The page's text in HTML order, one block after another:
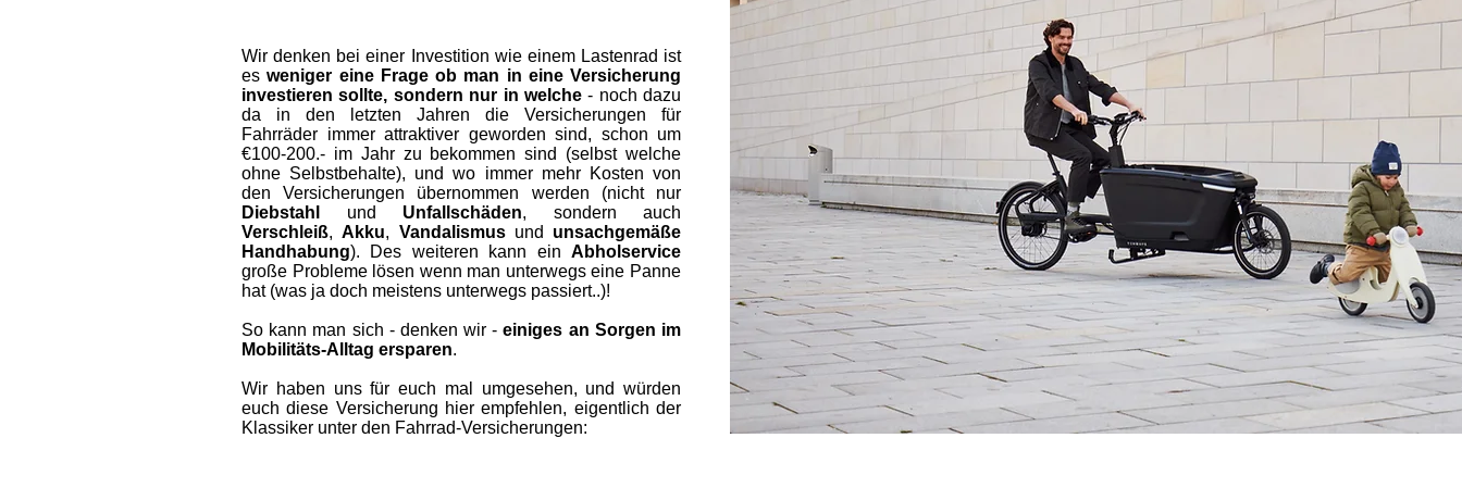
Wir denken bei einer Investition wie einem Lastenrad ist
esweniger eine Frage ob man in eine Versicherung
investieren sollte, sondern nur in welche- noch dazu
da in den letzten Jahren die Versicherungen für
Fahrräder immer attraktiver geworden sind, schon um
€100-200.- im Jahr zu bekommen sind (selbst welche
ohne Selbstbehalte), und wo immer mehr Kosten von
den Versicherungen übernommen werden (nicht nur
Diebstahl und Unfallschäden, sondern auch
Verschleiß,Akku, Vandalismus und unsachgemäße
Handhabung). Des weiteren kann ein Abholservice
große Probleme lösen wenn man unterwegs eine Panne
hat (was ja doch meistens unterwegs passiert..)!
So kann man sich - denken wir -einiges an Sorgen im
Mobilitäts-Alltag ersparen.
Wir haben uns für euch mal umgesehen, und würden
euch diese Versicherung hier empfehlen, eigentlich der
Klassiker unter den Fahrrad-Versicherungen: